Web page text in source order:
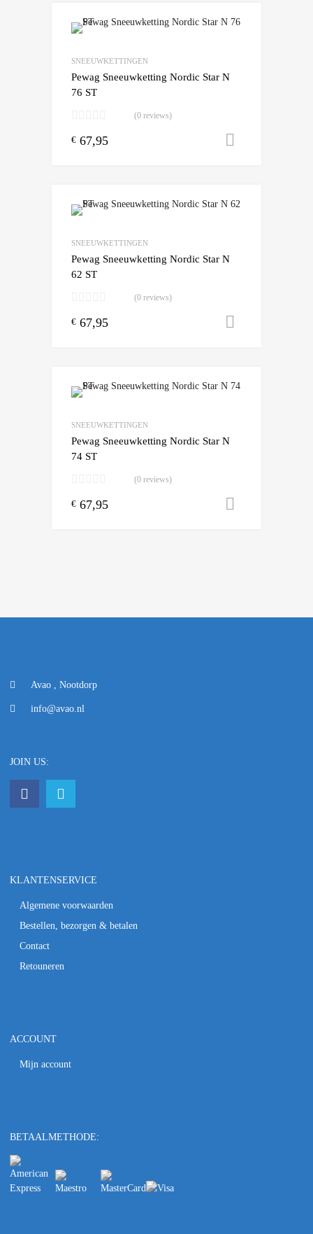
SNEEUWKETTINGEN
Pewag Sneeuwketting Nordic Star N
76 ST
(0 reviews)
€ 67,95
SNEEUWKETTINGEN
Pewag Sneeuwketting Nordic Star N
62 ST
(0 reviews)
€ 67,95
SNEEUWKETTINGEN
Pewag Sneeuwketting Nordic Star N
74 ST
(0 reviews)
€ 67,95
Avao , Nootdorp
info@avao.nl
JOIN US:
KLANTENSERVICE
Algemene voorwaarden
Bestellen, bezorgen & betalen
Contact
Retouneren
ACCOUNT
Mijn account
BETAALMETHODE: